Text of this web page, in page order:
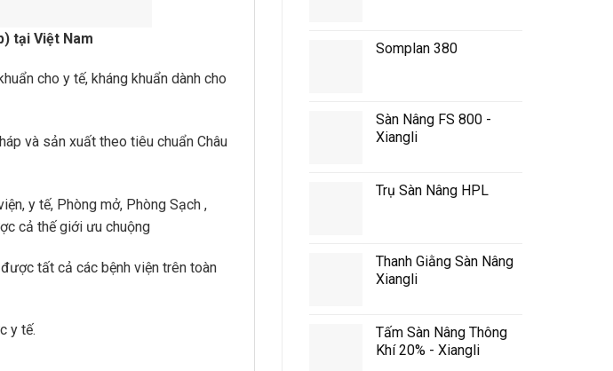
Somplan 380
Sàn Nâng FS 800 -
Xiangli
Trụ Sàn Nâng HPL
Thanh Giằng Sàn Nâng
Xiangli
Tấm Sàn Nâng Thông
Khí 20% - Xiangli
tại Việt Nam
cho y tế, kháng khuẩn dành cho
và sản xuất theo tiêu chuẩn Châu
y tế, Phòng mở, Phòng Sạch ,
cả thế giới ưu chuộng
tất cả các bệnh viện trên toàn
y tế.